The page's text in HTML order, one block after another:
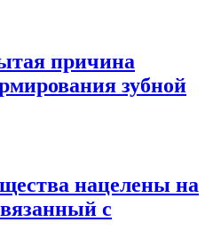
причина
зубной
нацелены на
с